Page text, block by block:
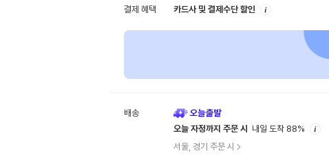
결제 혜택 카드사 및 결제수단 할인
배송
오늘 자정까지 주문 시
내일 도착 88%
서울, 경기 주문 시